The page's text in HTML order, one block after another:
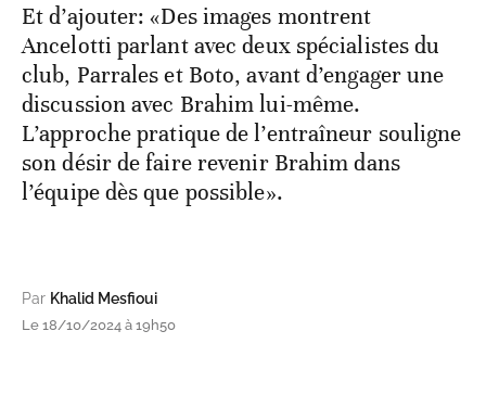
Et d’ajouter: «Des images montrent
Ancelotti parlant avec deux spécialistes du
club, Parrales et Boto, avant d’engager une
discussion avec Brahim lui-même.
L’approche pratique de l’entraîneur souligne
son désir de faire revenir Brahim dans
l’équipe dès que possible».
Par Khalid Mesfioui
Le 18/10/2024 à 19h50